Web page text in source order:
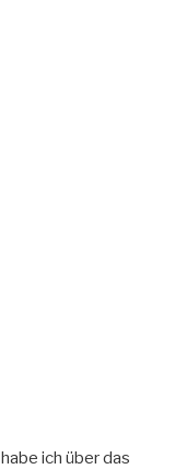
habe ich über das